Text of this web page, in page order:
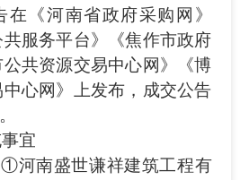
在《河南省政府采购网》
共服务平台》《焦作市政府
共资源交易中心网》《博
心网》上发布，成交公告
宜
河南盛世谦祥建筑工程有